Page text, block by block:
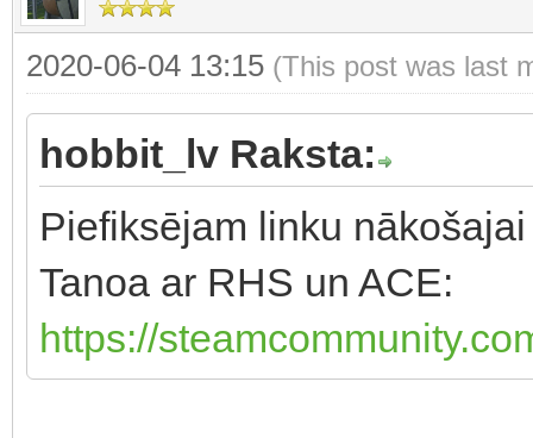
2020-06-04 13:15 (This post was last
hobbit_lv Raksta:
Piefiksējam linku
Tanoa ar RHS un ACE:
https://